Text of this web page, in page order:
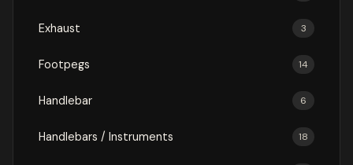
Exhaust 3
Footpegs 14
Handlebar 6
Handlebars / Instruments 18